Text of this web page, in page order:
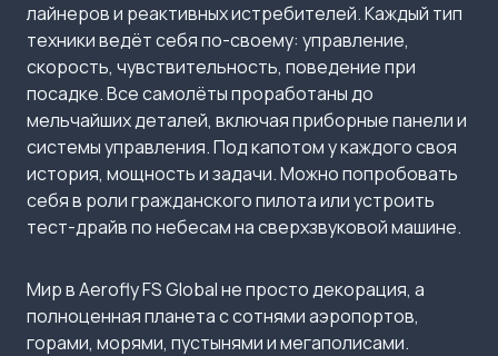
лайнеров и реактивных истребителей. Каждый тип
техники ведёт себя по-своему: управление,
скорость, чувствительность, поведение при
посадке. Все самолёты проработаны до
мельчайших деталей, включая приборные панели и
системы управления. Под капотом у каждого своя
история, мощность и задачи. Можно попробовать
себя в роли гражданского пилота или устроить
тест-драйв по небесам на сверхзвуковой машине.
Мир в Aerofly FS Global не просто декорация, а
полноценная планета с сотнями аэропортов,
горами, морями, пустынями и мегаполисами.